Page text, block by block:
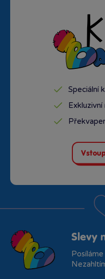
Speciální
Slevy